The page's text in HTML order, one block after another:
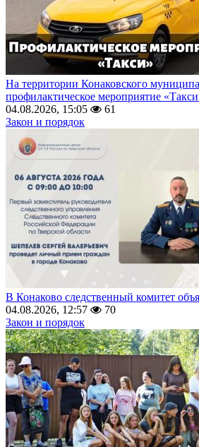
На территории Конаковского
профилактическое мероприятие
04.08.2026, 15:05
61
Закон и порядок
В Конаково следственный комитет
04.08.2026, 12:57
70
Закон и порядок